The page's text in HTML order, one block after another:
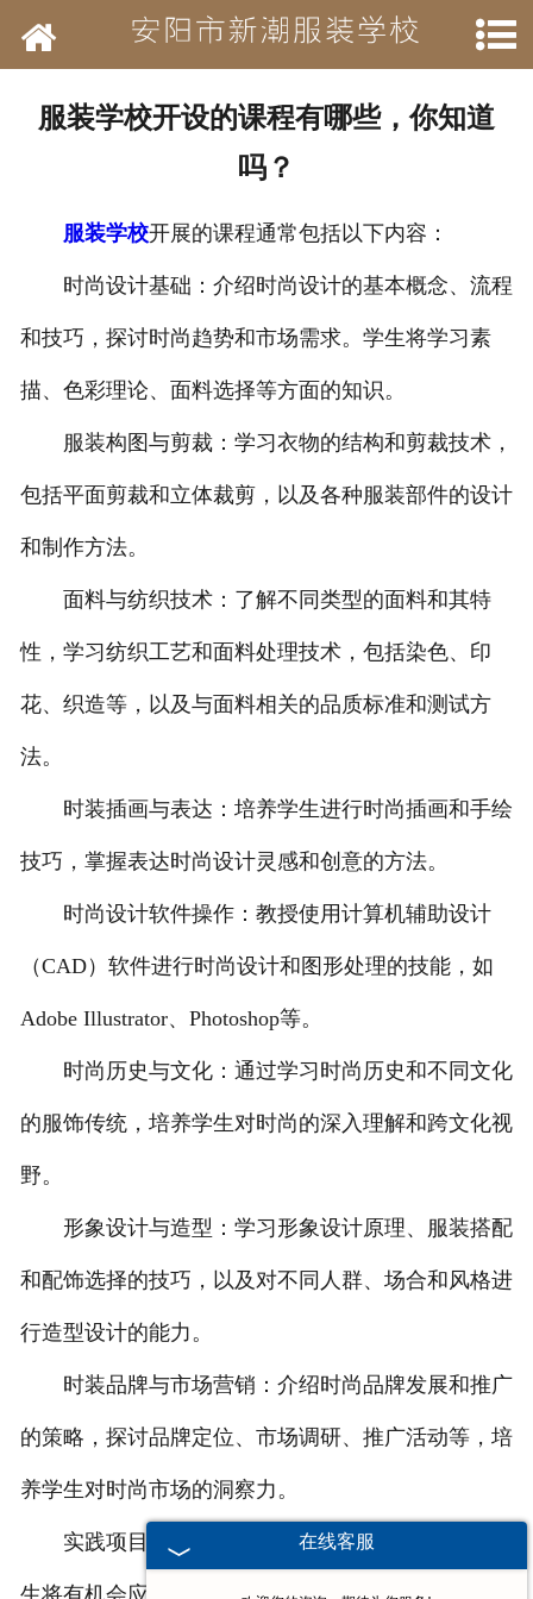
网站首页
作品展示
结业待遇
承接业务
历年荣誉
服装学校开设的课程有哪些，你知道
吗？
服装学校开展的课程通常包括以下内容：
时尚设计基础：介绍时尚设计的基本概念、流程
和技巧，探讨时尚趋势和市场需求。学生将学习素
描、色彩理论、面料选择等方面的知识。
服装构图与剪裁：学习衣物的结构和剪裁技术，
包括平面剪裁和立体裁剪，以及各种服装部件的设计
和制作方法。
面料与纺织技术：了解不同类型的面料和其特
性，学习纺织工艺和面料处理技术，包括染色、印
花、织造等，以及与面料相关的品质标准和测试方
法。
时装插画与表达：培养学生进行时尚插画和手绘
技巧，掌握表达时尚设计灵感和创意的方法。
时尚设计软件操作：教授使用计算机辅助设计
（CAD）软件进行时尚设计和图形处理的技能，如
Adobe Illustrator、Photoshop等。
时尚历史与文化：通过学习时尚历史和不同文化
的服饰传统，培养学生对时尚的深入理解和跨文化视
野。
形象设计与造型：学习形象设计原理、服装搭配
和配饰选择的技巧，以及对不同人群、场合和风格进
行造型设计的能力。
时装品牌与市场营销：介绍时尚品牌发展和推广
的策略，探讨品牌定位、市场调研、推广活动等，培
养学生对时尚市场的洞察力。
实践项目与实习：通过课程项目和实习机会，学
在线客服